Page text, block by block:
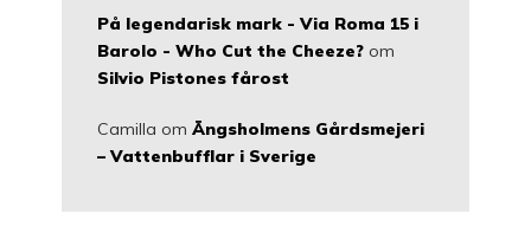
På legendarisk mark - Via Roma 15 i
Barolo - Who Cut the Cheeze? om
Silvio Pistones fårost
Camilla om Ängsholmens Gårdsmejeri
– Vattenbufflar i Sverige